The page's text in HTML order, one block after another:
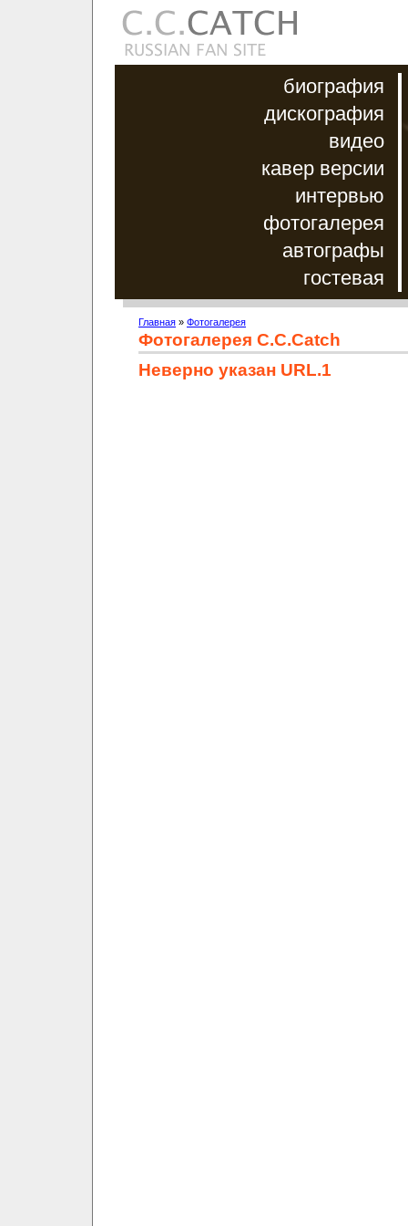
биография
дискография
видео
кавер версии
интервью
фотогалерея
автографы
гостевая
Главная » Фотогалерея
Фотогалерея C.C.Catch
Неверно указан URL.1